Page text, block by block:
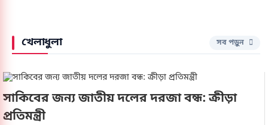
খেলাধুলা সব পড়ুন
সাকিবের জন্য জাতীয় দলের দরজা বন্ধ: ক্রীড়া
প্রতিমন্ত্রী